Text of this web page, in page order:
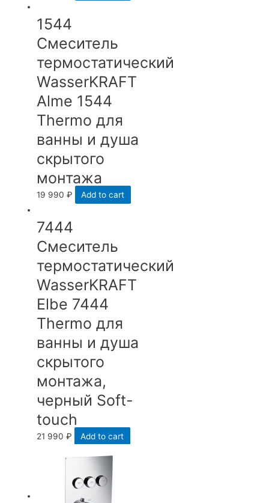
1544
Смеситель
термостатический
WasserKRAFT
Аlme 1544
Thermo для
ванны и душа
скрытого
монтажа
19 990₽ Add to cart
7444
Смеситель
термостатический
WasserKRAFT
Elbe 7444
Thermo для
ванны и душа
скрытого
монтажа,
черный Soft-
touch
21 990₽ Add to cart